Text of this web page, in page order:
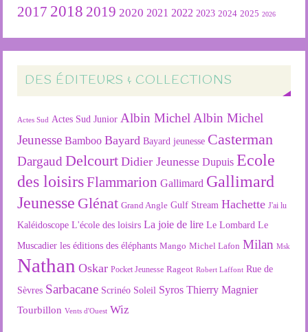
2017 2018 2019 2020 2021 2022 2023 2024 2025 2026
DES ÉDITEURS & COLLECTIONS
Actes Sud Actes Sud Junior Albin Michel Albin Michel
Jeunesse Bamboo Bayard Bayard jeunesse Casterman
Dargaud Delcourt Didier Jeunesse Dupuis Ecole
des loisirsFlammarion Gallimard Gallimard
Jeunesse Glénat Grand Angle Gulf Stream Hachette J'ai lu
Kaléidoscope L'école des loisirs La joie de lire Le Lombard Le
Muscadier les éditions des éléphants Mango Michel Lafon Milan Msk
Nathan Oskar Pocket Jeunesse Rageot Robert Laffont Rue de
Sèvres Sarbacane Scrinéo Soleil Syros Thierry Magnier
Tourbillon Vents d'Ouest Wiz